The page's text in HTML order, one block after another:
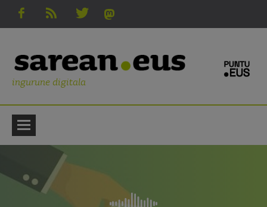
ingurune digitala